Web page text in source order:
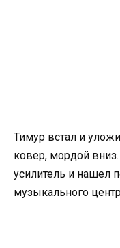
Тимур встал и
ковер, мордой
усилитель и нашел
музыкального